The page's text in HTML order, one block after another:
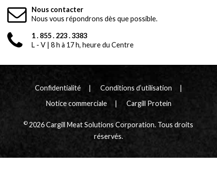
Nous contacter
Nous vous répondrons dès que possible.
1 . 855 . 223 . 3383
L - V | 8 h à 17 h, heure du Centre
Confidentialité
Conditions d’utilisation
Notice commerciale
Cargill Protein
© 2026 Cargill Meat Solutions Corporation. Tous droits
réservés.